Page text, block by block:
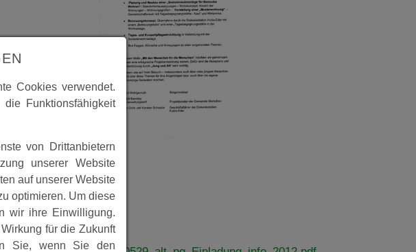
Cookies verwendet.
Funktionsfähigkeit
von Drittanbietern
unserer Website
auf unserer Website
optimieren. Um diese
wir ihre Einwilligung.
für die Zukunft
Sie, wenn Sie den